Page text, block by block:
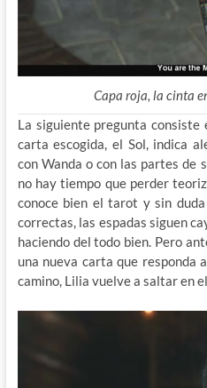
Capa roja, la cinta
La siguiente pregunta
carta escogida, el Sol, indica
con Wanda o con las partes de
no hay tiempo que perder
conoce bien el tarot y sin
correctas, las espadas siguen
haciendo del todo bien. Pero
una nueva carta que responda
camino, Lilia vuelve a saltar en